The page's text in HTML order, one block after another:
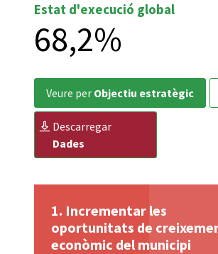
Estat d'execució global
68,2%
veure per Objectiu estratègic
descarregar
Dades
Incrementar les
oportunitats de
econòmic del municipi